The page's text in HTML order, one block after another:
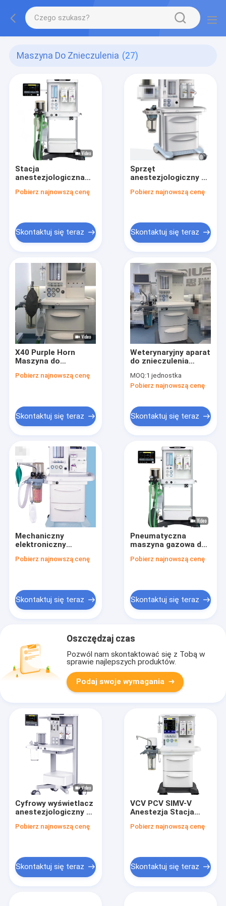
Maszyna Do Znieczulenia (27)
Stacja
anestezjologiczna
przepływomierzem 4-
biały, jedna szuflada,
dwa parowniki
Pobierz najnowszą cenę
Skontaktuj się teraz
Sprzęt
anestezjologiczny do
N2o 2 parowniki bez
Pobierz najnowszą cenę
Skontaktuj się teraz
X40 Purple Horn
Maszyna do
weterynaryjnego z
Pobierz najnowszą cenę
Skontaktuj się teraz
Weterynaryjny aparat
do znieczulenia
TFT o przekątnej
10,2 cala X45a
MOQ:1 jednostka
Pobierz najnowszą cenę
Skontaktuj się teraz
Mechaniczny
elektroniczny
wyświetlaczem o
Pobierz najnowszą cenę
Skontaktuj się teraz
Pneumatyczna
maszyna gazowa do
wbudowaną baterią
Pobierz najnowszą cenę
Skontaktuj się teraz
Oszczędzaj czas
Pozwól nam skontaktować się z Tobą w
sprawie najlepszych produktów.
Podaj swoje wymagania
Cyfrowy wyświetlacz
anestezjologiczny 3-
zapasowa
Pobierz najnowszą cenę
Skontaktuj się teraz
VCV PCV SIMV-V
Anestezja Stacja
podtlenek azotu
Pobierz najnowszą cenę
Skontaktuj się teraz